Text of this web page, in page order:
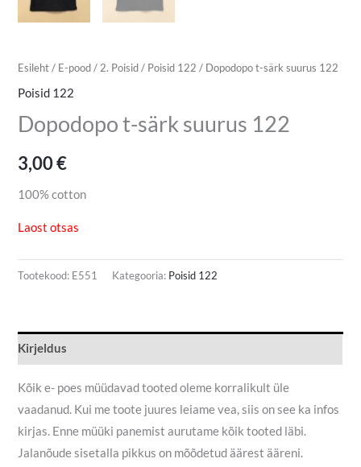
Esileht/ E-pood/ 2. Poisid/ Poisid 122 / Dopodopo t-särk suurus 122
Poisid 122
Dopodopo t-särk suurus 122
3,00€
100% cotton
Laost otsas
Tootekood: E551 Kategooria: Poisid 122
Kirjeldus
Kõik e- poes müüdavad tooted oleme korralikult üle
vaadanud. Kui me toote juures leiame vea, siis on see ka infos
kirjas. Enne müüki panemist aurutame kõik tooted läbi.
Jalanõude sisetalla pikkus on mõõdetud äärest ääreni.